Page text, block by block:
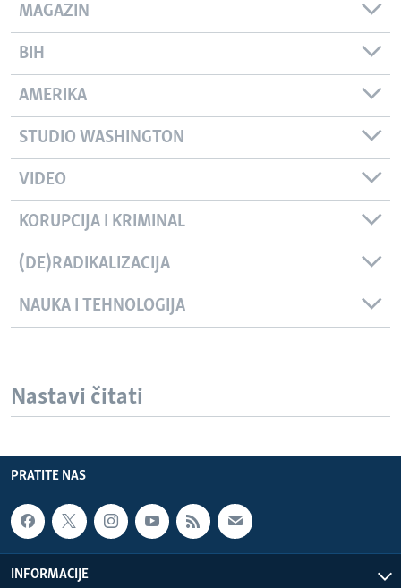
MAGAZIN
BIH
AMERIKA
STUDIO WASHINGTON
VIDEO
KORUPCIJA I KRIMINAL
(DE)RADIKALIZACIJA
NAUKA I TEHNOLOGIJA
Nastavi čitati
PRATITE NAS
INFORMACIJE